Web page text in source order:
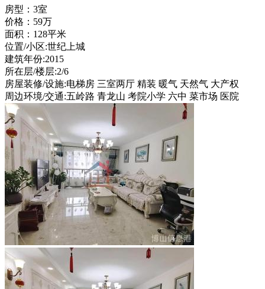
房型：3室
价格：59万
面积：128平米
位置/小区:世纪上城
建筑年份:2015
所在层/楼层:2/6
房屋装修/设施:电梯房 三室两厅 精装 暖气 天然气 大产权
周边环境/交通:五岭路 青龙山 考院小学 六中 菜市场 医院